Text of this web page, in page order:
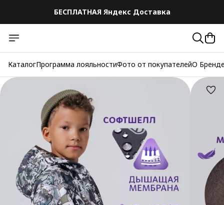
БЕСПЛАТНАЯ Яндекс Доставка
КаталогПрограмма лояльностиФото от покупателейО